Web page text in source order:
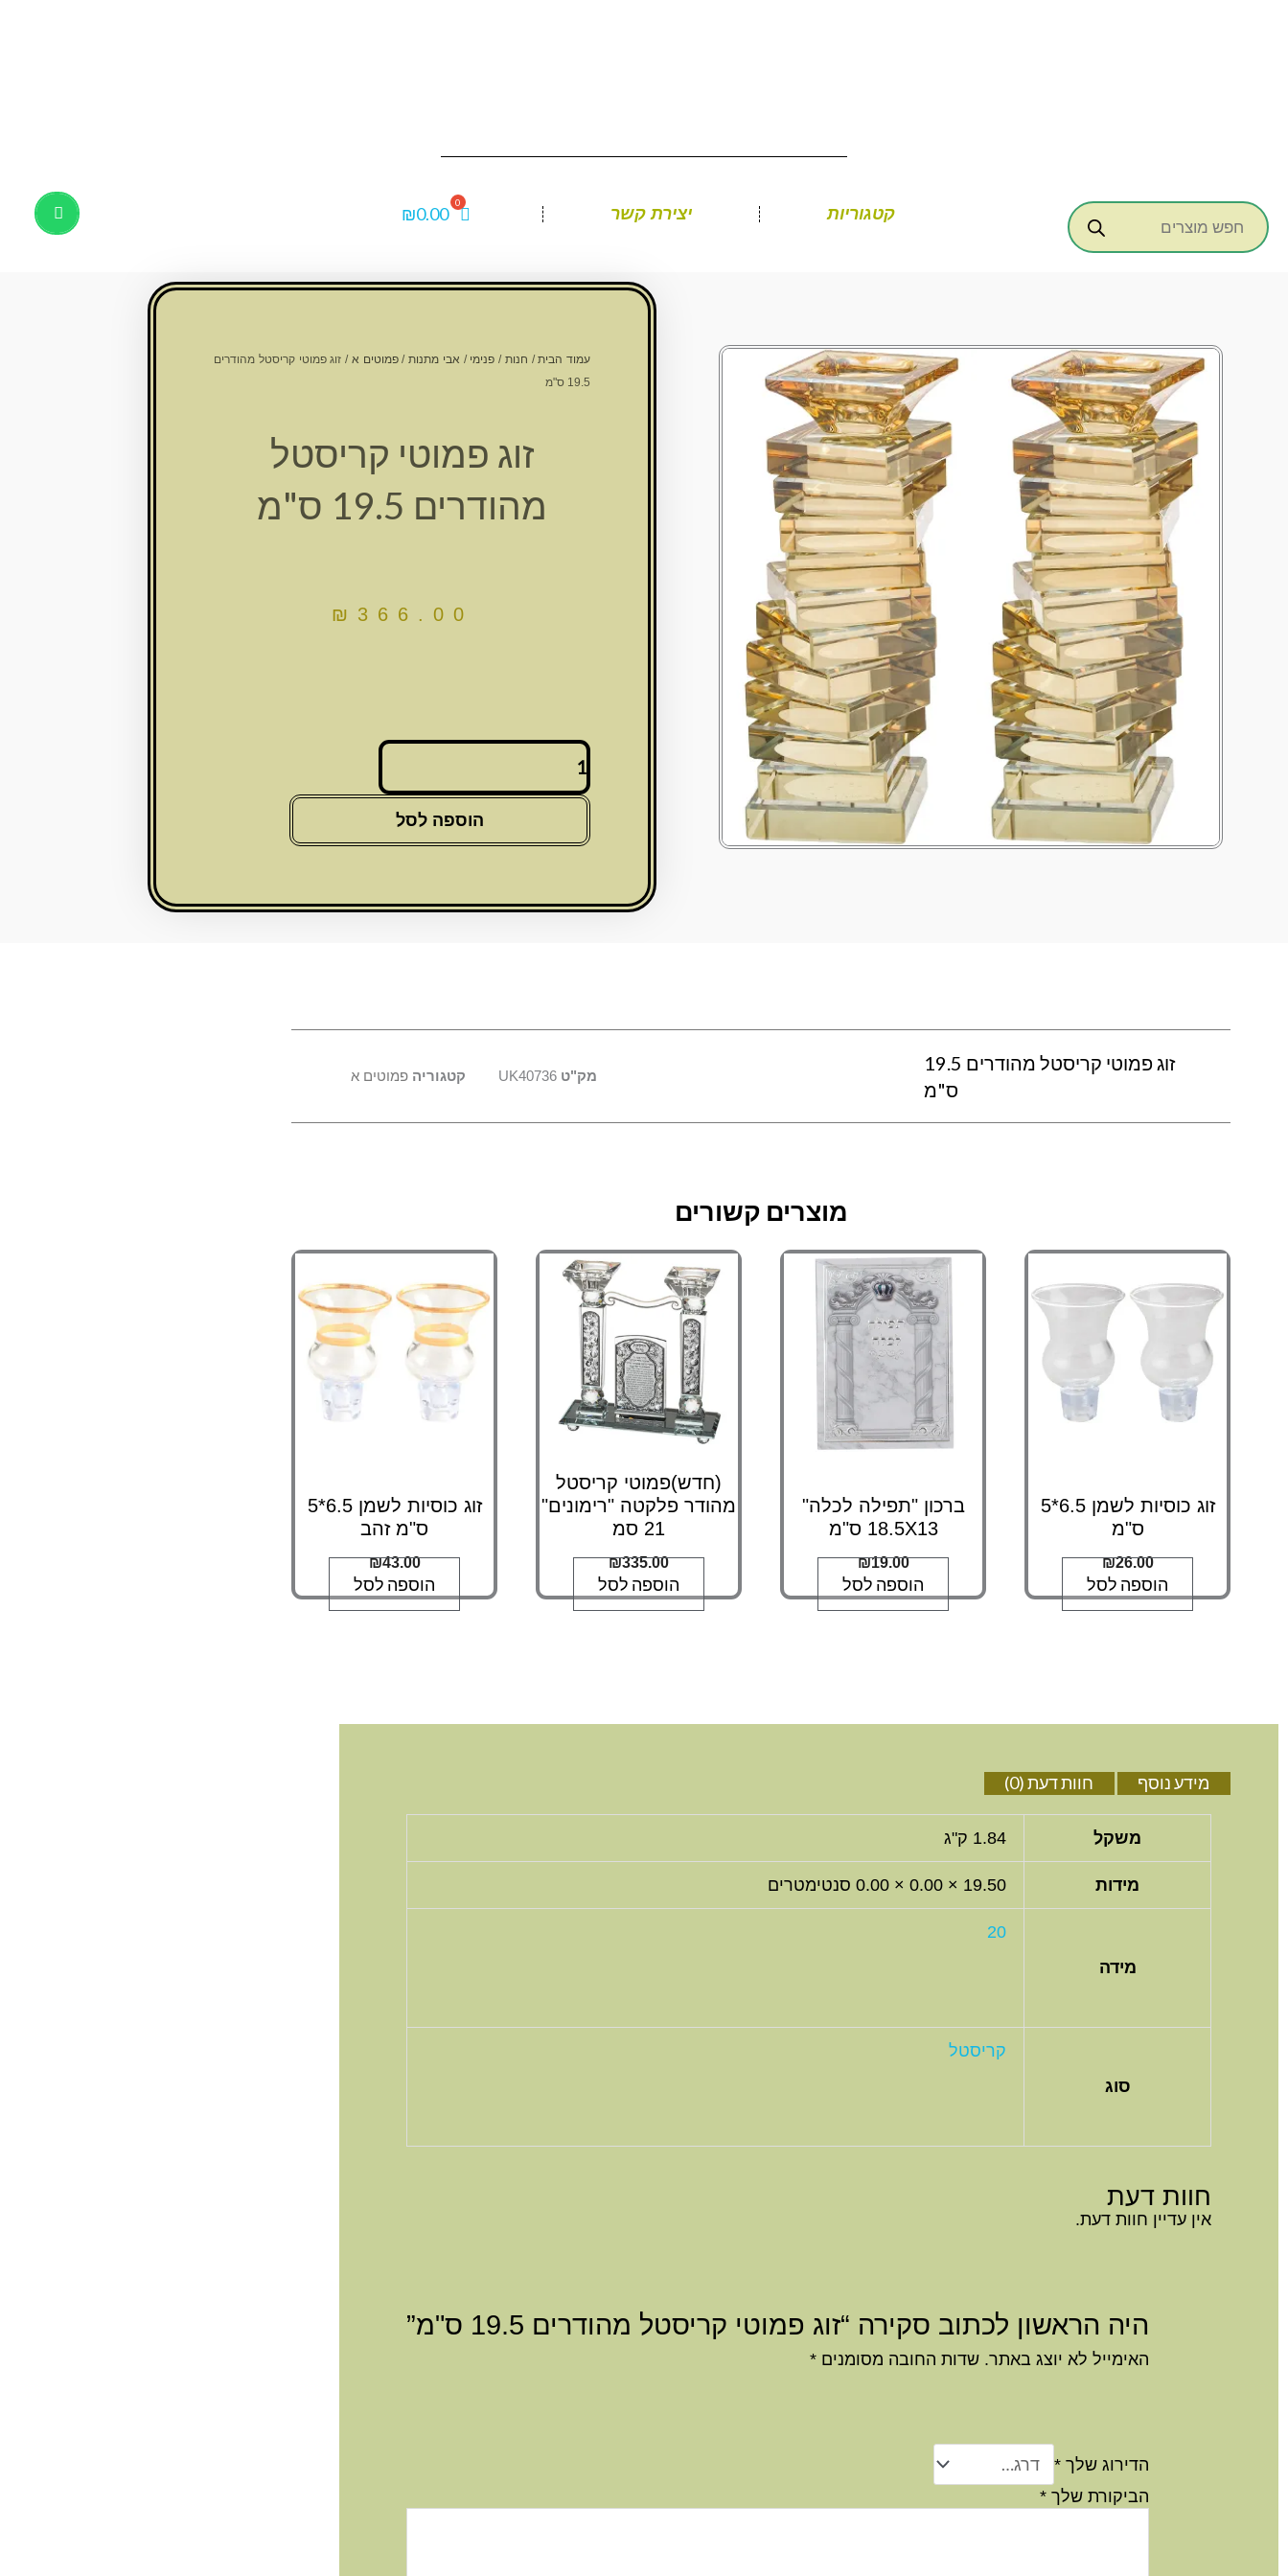
Products
search
קטגוריות יצירת קשר ₪0.00
עמוד הבית/ חנות / פנימי / אבי מתנות /פמוטים א / זוג פמוטי קריסטל מהודרים
19.5 ס"מ
זוג פמוטי קריסטל
מהודרים 19.5 ס"מ
₪ 366.00
כמות
של
זוג
קריסטל
ס"מ
הוספה לסל
זוג פמוטי קריסטל מהודרים 19.5
ס"מ
מק"ט UK40736 קטגוריה פמוטים א
מוצרים קשורים
זוג כוסיות לשמן 6.5*5
ס"מ
₪26.00
הוספה לסל
ברכון "תפילה לכלה"
18.5X13 ס"מ
₪19.00
הוספה לסל
(חדש)פמוטי קריסטל
מהודר פלקטה "רימונים"
21 סמ
₪335.00
הוספה לסל
זוג כוסיות לשמן 6.5*5
ס"מ זהב
₪43.00
הוספה לסל
מידע נוסף חוות דעת (0)
משקל 1.84 ק"ג
מידות 19.50 × 0.00 × 0.00 סנטימטרים
מידה
20
סוג
קריסטל
חוות דעת
אין עדיין חוות דעת.
היה הראשון לכתוב סקירה “זוג פמוטי קריסטל מהודרים 19.5 ס"מ”
האימייל לא יוצג באתר. שדות החובה מסומנים *
הדירוג שלך *
הביקורת שלך *